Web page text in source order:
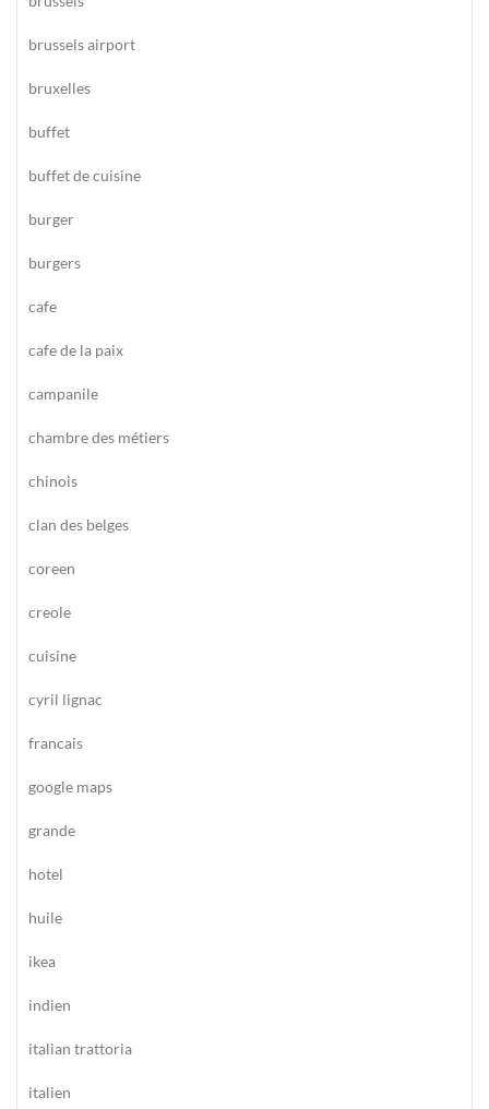
brussels airport
bruxelles
buffet
buffet de cuisine
burger
burgers
cafe
cafe de la paix
campanile
chambre des métiers
chinois
clan des belges
coreen
creole
cuisine
cyril lignac
francais
google maps
grande
hotel
huile
ikea
indien
italian trattoria
italien